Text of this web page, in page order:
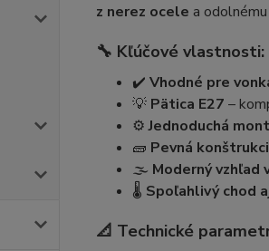
z nerez ocele a
🔧 Kľúčové vlastnosti:
✔️ Vhodné pre
💡 Pätica E27 –
⚙️Jednoduchá
🧱 Pevná
🌫️ Moderný
🌡️ Spoľahlivý chod
📐 Technické